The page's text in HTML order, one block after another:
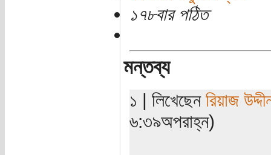
১৭৮বার পঠিত
মন্তব্য
১ | লিখেছেন রিয়াজ
৬:৩৯অপরাহ্ন)